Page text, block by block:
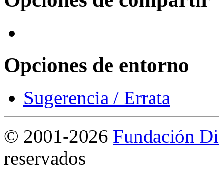
Opciones de entorno
Sugerencia / Errata
© 2001-2026 Fundación
reservados